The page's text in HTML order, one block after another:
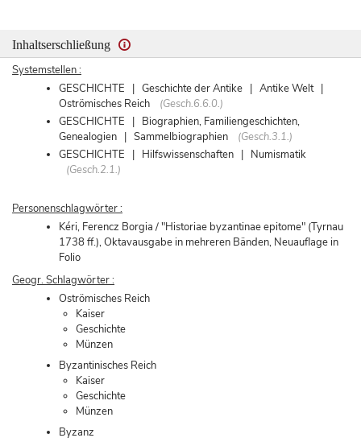
Inhaltserschließung
Systemstellen :
GESCHICHTE | Geschichte der Antike | Antike Welt |
Oströmisches Reich
(Gesch.6.6.0.)
GESCHICHTE | Biographien, Familiengeschichten,
Genealogien | Sammelbiographien
(Gesch.3.1.)
GESCHICHTE | Hilfswissenschaften | Numismatik
(Gesch.2.1.)
Personenschlagwörter :
Kéri, Ferencz Borgia / "Historiae byzantinae epitome" (Tyrnau
1738 ff.), Oktavausgabe in mehreren Bänden, Neuauflage in
Folio
Geogr. Schlagwörter :
Oströmisches Reich
Kaiser
Geschichte
Münzen
Byzantinisches Reich
Kaiser
Geschichte
Münzen
Byzanz